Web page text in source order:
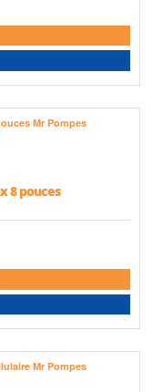
8 pouces